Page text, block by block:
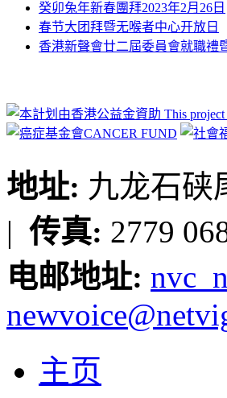
癸卯兔年新春團拜2023年2月26日
春节大团拜暨无喉者中心开放日
香港新聲會廿二屆委員會就職禮
地址: 九龙石硖
| 传真: 2779
电邮地址:
主页